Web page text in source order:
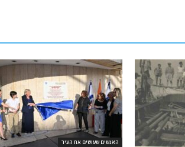
האנשים שעושים את העיר